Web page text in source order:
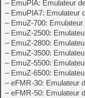
– EmuPIA: Emulateur
– EmuPIA7: Emulateur
– EmuZ-700:
– EmuZ-2500:
– EmuZ-2800:
– EmuZ-3500:
– EmuZ-5500:
– EmuZ-6500:
– eFMR-30: Emulateur
– eFMR-50: Emulateur